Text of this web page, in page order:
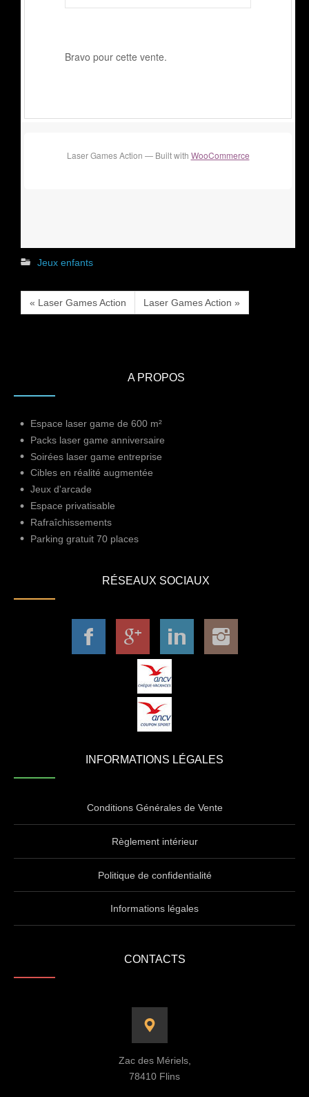
Bravo pour cette vente.
Laser Games Action — Built with WooCommerce
Jeux enfants
« Laser Games Action Laser Games Action »
A PROPOS
Espace laser game de 600 m²
Packs laser game anniversaire
Soirées laser game entreprise
Cibles en réalité augmentée
Jeux d'arcade
Espace privatisable
Rafraîchissements
Parking gratuit 70 places
RÉSEAUX SOCIAUX
INFORMATIONS LÉGALES
Conditions Générales de Vente
Règlement intérieur
Politique de confidentialité
Informations légales
CONTACTS
Zac des Mériels,
78410 Flins